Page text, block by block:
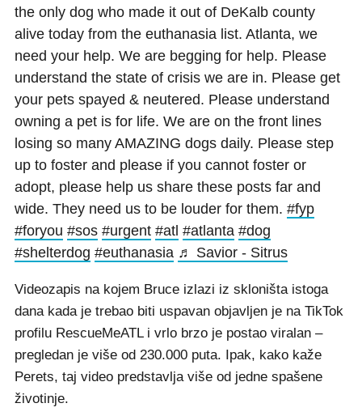
the only dog who made it out of DeKalb county
alive today from the euthanasia list. Atlanta, we
need your help. We are begging for help. Please
understand the state of crisis we are in. Please get
your pets spayed & neutered. Please understand
owning a pet is for life. We are on the front lines
losing so many AMAZING dogs daily. Please step
up to foster and please if you cannot foster or
adopt, please help us share these posts far and
wide. They need us to be louder for them. #fyp
#foryou #sos #urgent #atl #atlanta #dog
#shelterdog #euthanasia ♬ Savior - Sitrus
Videozapis na kojem Bruce izlazi iz skloništa istoga
dana kada je trebao biti uspavan objavljen je na TikTok
profilu RescueMeATL i vrlo brzo je postao viralan –
pregledan je više od 230.000 puta. Ipak, kako kaže
Perets, taj video predstavlja više od jedne spašene
životinje.